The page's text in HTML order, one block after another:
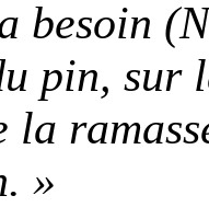
besoin
pin, sur
la
»